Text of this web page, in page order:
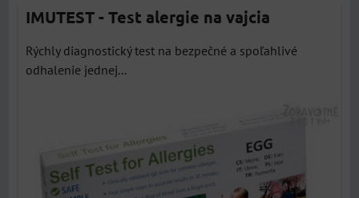
IMUTEST - Test alergie na vajcia
Rýchly diagnostický test na bezpečné a spoľahlivé
odhalenie jednej...